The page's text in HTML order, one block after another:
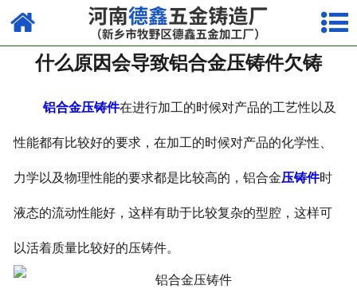
网站首页
走进我们
产品中心
荣誉资质
厂容厂貌
视频中心
什么原因会导致铝合金压铸件欠铸
铝合金压铸件在进行加工的时候对产品的工艺性以及
性能都有比较好的要求，在加工的时候对产品的化学性、
力学以及物理性能的要求都是比较高的，铝合金压铸件时
液态的流动性能好，这样有助于比较复杂的型腔，这样可
以活着质量比较好的压铸件。